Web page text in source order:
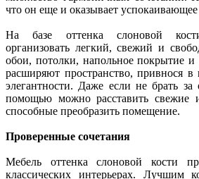
что он еще и оказывает
На базе оттенка слоновой
организовать легкий, свежий и
обои, потолки, напольное покрытие и
расширяют пространство, привнося в
элегантности. Даже если не брать за
помощью можно расставить свежие
способные преобразить помещение.
Проверенные сочетания
Мебель оттенка слоновой кости
классических интерьерах. Лучшим